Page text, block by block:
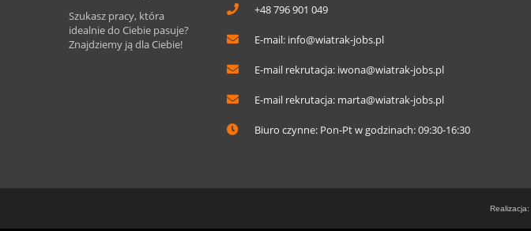
Szukasz pracy, która
idealnie do Ciebie pasuje?
Znajdziemy ją dla Ciebie!
+48 796 901 049
E-mail: info@wiatrak-jobs.pl
E-mail rekrutacja: iwona@wiatrak-jobs.pl
E-mail rekrutacja: marta@wiatrak-jobs.pl
Biuro czynne: Pon-Pt w godzinach: 09:30-16:30
Realizacja: